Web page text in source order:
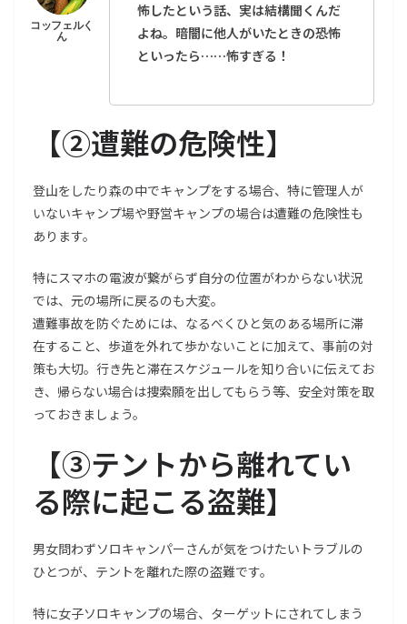
怖したという話、実は結構聞くんだ
よね。暗闇に他人がいたときの恐怖
といったら……怖すぎる！
【②遭難の危険性】
登山をしたり森の中でキャンプをする場合、特に管理人が
いないキャンプ場や野営キャンプの場合は遭難の危険性も
あります。
特にスマホの電波が繋がらず自分の位置がわからない状況
では、元の場所に戻るのも大変。
遭難事故を防ぐためには、なるべくひと気のある場所に滞
在すること、歩道を外れて歩かないことに加えて、事前の対
策も大切。行き先と滞在スケジュールを知り合いに伝えてお
き、帰らない場合は捜索願を出してもらう等、安全対策を取
っておきましょう。
【③テントから離れてい
る際に起こる盗難】
男女問わずソロキャンパーさんが気をつけたいトラブルの
ひとつが、テントを離れた際の盗難です。
特に女子ソロキャンプの場合、ターゲットにされてしまう